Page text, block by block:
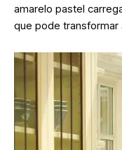
amarelo pastel
que pode